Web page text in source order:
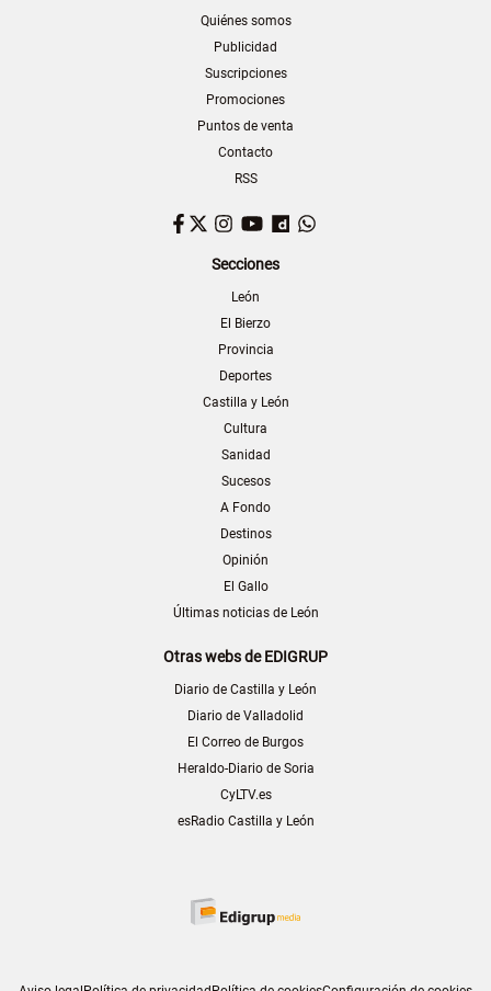
Quiénes somos
Publicidad
Suscripciones
Promociones
Puntos de venta
Contacto
RSS
Facebook
TwitterInstagram
YouTubeDailymotion
Secciones
León
El Bierzo
Provincia
Deportes
Castilla y León
Cultura
Sanidad
Sucesos
A Fondo
Destinos
Opinión
El Gallo
Últimas noticias de León
Otras webs de EDIGRUP
Diario de Castilla y León
Diario de Valladolid
El Correo de Burgos
Heraldo-Diario de Soria
CyLTV.es
esRadio Castilla y León